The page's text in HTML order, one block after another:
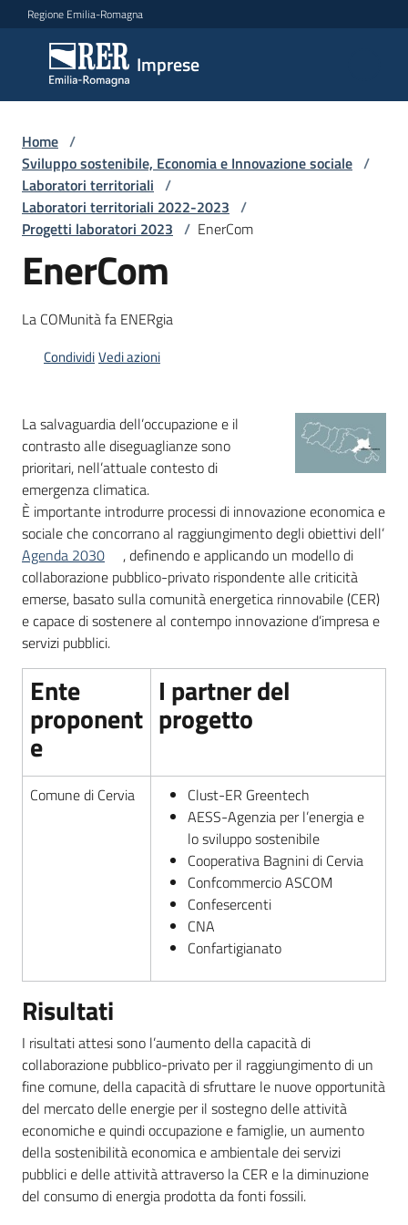
Vai al contenuto
Vai alla navigazione
Vai al footer
Regione Emilia-Romagna
Imprese
Imprese
Argomenti
Novità
Servizi
Atti
Piani
Programmi
Progetti
Newsletter
Seguici
su
Home /
Sviluppo sostenibile, Economia e Innovazione sociale /
Laboratori territoriali /
Laboratori territoriali 2022-2023 /
Progetti laboratori 2023 / EnerCom
EnerCom
La COMunità fa ENERgia
CondividiVedi azioni
La salvaguardia dell’occupazione e il
contrasto alle diseguaglianze sono
prioritari, nell’attuale contesto di
emergenza climatica.
È importante introdurre processi di innovazione economica e
sociale che concorrano al raggiungimento degli obiettivi dell’
Agenda 2030
, definendo e applicando un modello di
collaborazione pubblico-privato rispondente alle criticità
emerse, basato sulla comunità energetica rinnovabile (CER)
e capace di sostenere al contempo innovazione d’impresa e
servizi pubblici.
Ente
proponent
e
I partner del
progetto
Comune di Cervia
Clust-ER Greentech
AESS-Agenzia per l’energia e
lo sviluppo sostenibile
Cooperativa Bagnini di Cervia
Confcommercio ASCOM
Confesercenti
CNA
Confartigianato
Risultati
I risultati attesi sono l’aumento della capacità di
collaborazione pubblico-privato per il raggiungimento di un
fine comune, della capacità di sfruttare le nuove opportunità
del mercato delle energie per il sostegno delle attività
economiche e quindi occupazione e famiglie, un aumento
della sostenibilità economica e ambientale dei servizi
pubblici e delle attività attraverso la CER e la diminuzione
del consumo di energia prodotta da fonti fossili.